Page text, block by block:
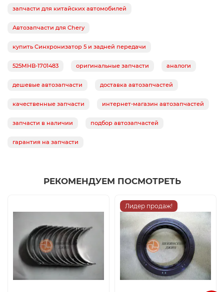
запчасти для китайских автомобилей
Автозапчасти для Chery
купить Синхронизатор 5 и задней передачи
525MHB-1701483 оригинальные запчасти аналоги
дешевые автозапчасти доставка автозапчастей
качественные запчасти интернет-магазин автозапчастей
запчасти в наличии подбор автозапчастей
гарантия на запчасти
РЕКОМЕНДУЕМ ПОСМОТРЕТЬ
Лидер продаж!